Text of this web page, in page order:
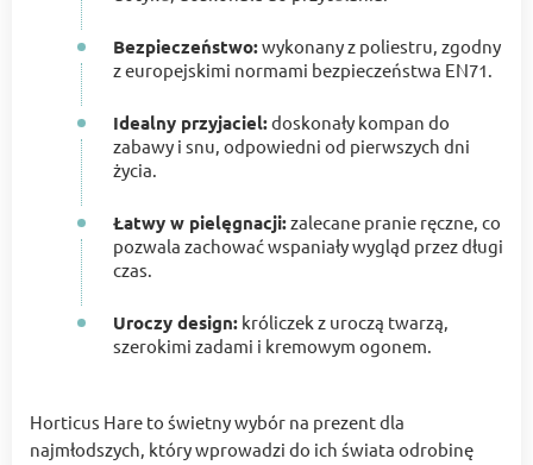
Bezpieczeństwo:wykonany z poliestru, zgodny
z europejskimi normami bezpieczeństwa EN71.
Idealny przyjaciel:doskonały kompan do
zabawy i snu, odpowiedni od pierwszych dni
życia.
Łatwy w pielęgnacji:zalecane pranie ręczne, co
pozwala zachować wspaniały wygląd przez długi
czas.
Uroczy design: króliczek z uroczą twarzą,
szerokimi zadami i kremowym ogonem.
Horticus Hare to świetny wybór na prezent dla
najmłodszych, który wprowadzi do ich świata odrobinę